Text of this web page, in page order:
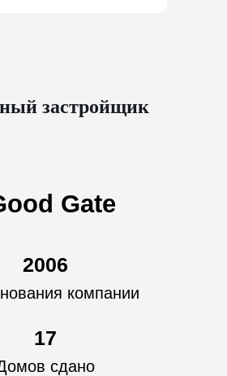
застройщик
Gate
2006
компании
17
сдано